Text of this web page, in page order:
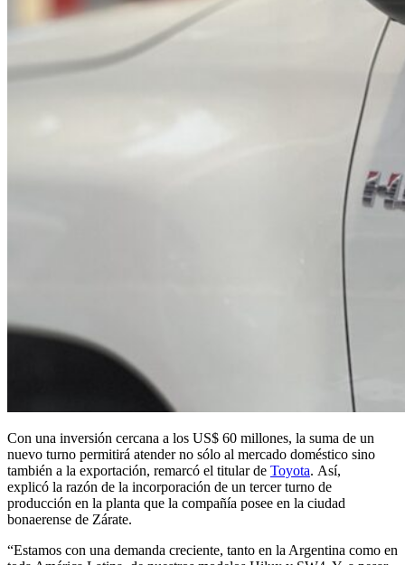
Con una inversión cercana a los US$ 60 millones, la suma de un
nuevo turno permitirá atender no sólo al mercado doméstico sino
también a la exportación, remarcó el titular de Toyota. Así,
explicó la razón de la incorporación de un tercer turno de
producción en la planta que la compañía posee en la ciudad
bonaerense de Zárate.
“Estamos con una demanda creciente, tanto en la Argentina como en